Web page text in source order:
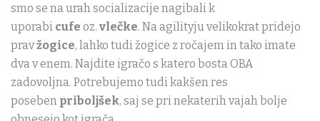
smo se na urah socializacije nagibali k
uporabi cufe oz. vlečke. Na agilityju velikokrat pridejo
pravžogice, lahko tudi žogice z ročajem in tako imate
dva v enem. Najdite igračo s katero bosta OBA
zadovoljna. Potrebujemo tudi kakšen res
poseben priboljšek, saj se pri nekaterih vajah bolje